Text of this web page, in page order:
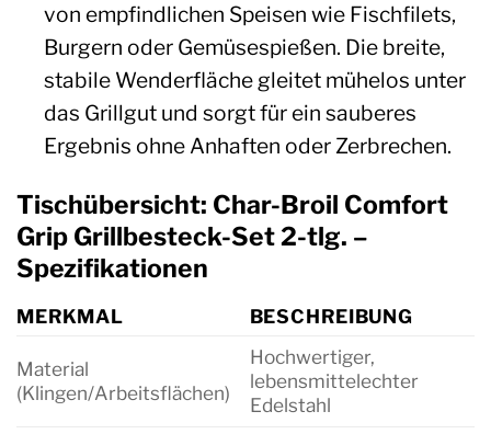
von empfindlichen Speisen wie Fischfilets,
Burgern oder Gemüsespießen. Die breite,
stabile Wenderfläche gleitet mühelos unter
das Grillgut und sorgt für ein sauberes
Ergebnis ohne Anhaften oder Zerbrechen.
Tischübersicht: Char-Broil Comfort
Grip Grillbesteck-Set 2-tlg. –
Spezifikationen
MERKMAL BESCHREIBUNG
Material
(Klingen/Arbeitsflächen)
Hochwertiger,
lebensmittelechter
Edelstahl